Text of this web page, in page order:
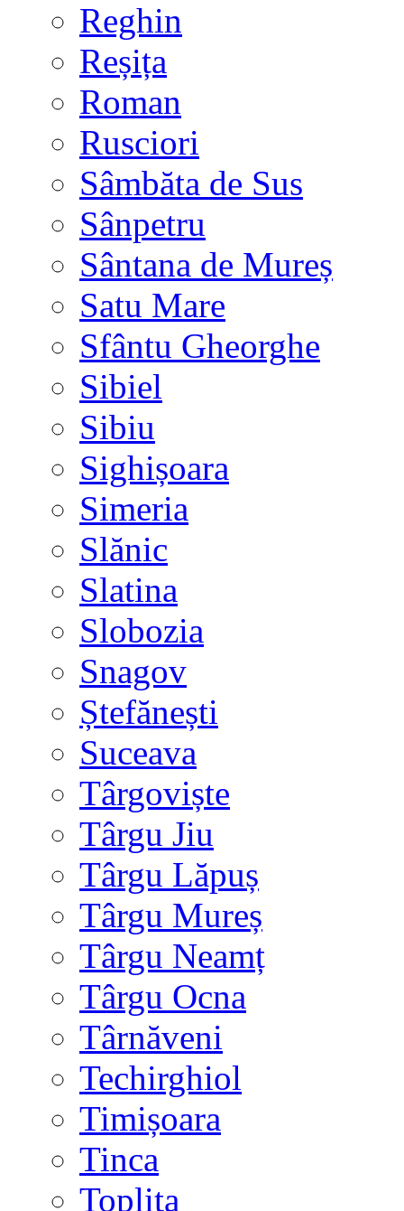
Reghin
Reșița
Roman
Rusciori
Sâmbăta de Sus
Sânpetru
Sântana de Mureș
Satu Mare
Sfântu Gheorghe
Sibiel
Sibiu
Sighișoara
Simeria
Slănic
Slatina
Slobozia
Snagov
Ștefănești
Suceava
Târgoviște
Târgu Jiu
Târgu Lăpuș
Târgu Mureș
Târgu Neamț
Târgu Ocna
Târnăveni
Techirghiol
Timișoara
Tinca
Toplița